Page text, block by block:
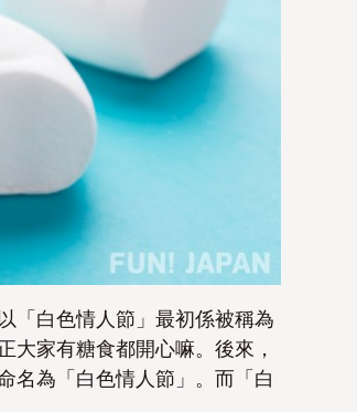
「白色情人節」最初係被稱為
大家有糖食都開心嘛。後來，
名為「白色情人節」。而「白